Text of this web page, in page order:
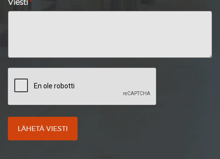
Viesti *
CAPTCHA